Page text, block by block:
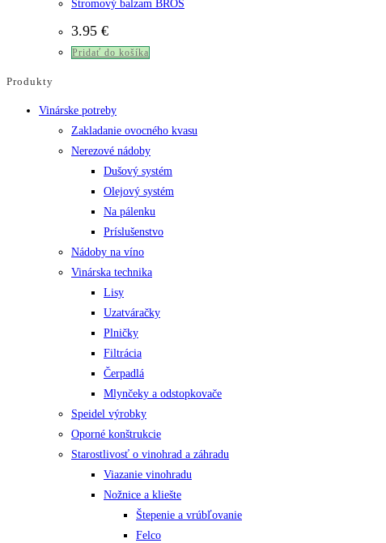
Stromový balzam BROS
3.95 €
Pridať do košíka
Produkty
Vinárske potreby
Zakladanie ovocného kvasu
Nerezové nádoby
Dušový systém
Olejový systém
Na pálenku
Príslušenstvo
Nádoby na víno
Vinárska technika
Lisy
Uzatváračky
Plničky
Filtrácia
Čerpadlá
Mlynčeky a odstopkovače
Speidel výrobky
Oporné konštrukcie
Starostlivosť o vinohrad a záhradu
Viazanie vinohradu
Nožnice a kliešte
Štepenie a vrúbľovanie
Felco